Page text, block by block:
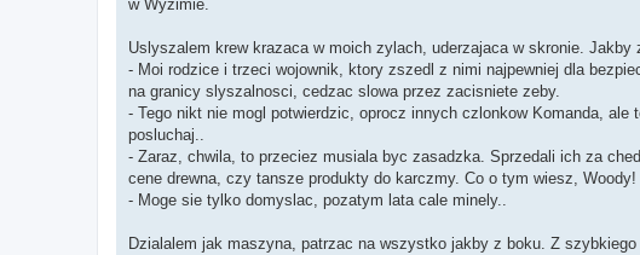
w Wyzimie.
Uslyszalem krew krazaca w moich zylach, uderzajaca w skronie. Jakby
- Moi rodzice i trzeci wojownik, ktory zszedl z nimi najpewniej dla
na granicy slyszalnosci, cedzac slowa przez zacisniete zeby.
- Tego nikt nie mogl potwierdzic, oprocz innych czlonkow Komanda, ale
posluchaj..
- Zaraz, chwila, to przeciez musiala byc zasadzka. Sprzedali ich za
cene drewna, czy tansze produkty do karczmy. Co o tym wiesz, Woody!
- Moge sie tylko domyslac, pozatym lata cale minely..
Dzialalem jak maszyna, patrzac na wszystko jakby z boku. Z